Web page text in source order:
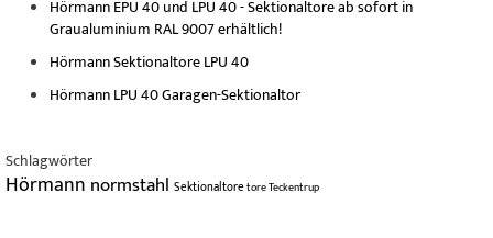
Hörmann EPU 40 und LPU 40 - Sektionaltore ab sofort in
Graualuminium RAL 9007 erhältlich!
Hörmann Sektionaltore LPU 40
Hörmann LPU 40 Garagen-Sektionaltor
Schlagwörter
Hörmann normstahl SektionaltoretoreTeckentrup